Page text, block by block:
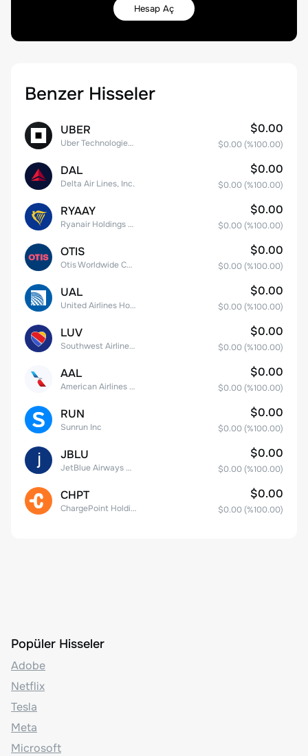
Hesap Aç
Benzer Hisseler
UBER
Uber Technologies, Inc.
$0.00
$0.00 (%100.00)
DAL
Delta Air Lines, Inc.
$0.00
$0.00 (%100.00)
RYAAY
Ryanair Holdings plc American Depositary Shares
$0.00
$0.00 (%100.00)
OTIS
Otis Worldwide Corporation
$0.00
$0.00 (%100.00)
UAL
United Airlines Holdings, Inc. Common Stock
$0.00
$0.00 (%100.00)
LUV
Southwest Airlines Co.
$0.00
$0.00 (%100.00)
AAL
American Airlines Group Inc.
$0.00
$0.00 (%100.00)
RUN
Sunrun Inc
$0.00
$0.00 (%100.00)
JBLU
JetBlue Airways Corp
$0.00
$0.00 (%100.00)
CHPT
ChargePoint Holdings, Inc.
$0.00
$0.00 (%100.00)
Popüler Hisseler
Adobe
Netflix
Tesla
Meta
Microsoft